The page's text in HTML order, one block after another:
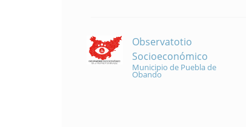
Observatotio
Socioeconómico
Municipio de Puebla de
Obando